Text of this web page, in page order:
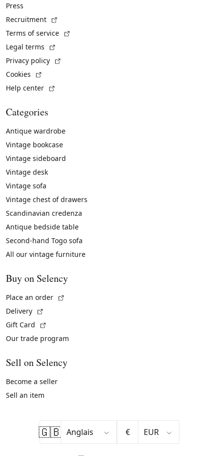
Press
Recruitment
Terms of service
Legal terms
Privacy policy
Cookies
Help center
Categories
Antique wardrobe
Vintage bookcase
Vintage sideboard
Vintage desk
Vintage sofa
Vintage chest of drawers
Scandinavian credenza
Antique bedside table
Second-hand Togo sofa
All our vintage furniture
Buy on Selency
Place an order
Delivery
Gift Card
Our trade program
Sell on Selency
Become a seller
Sell an item
🇬🇧 €